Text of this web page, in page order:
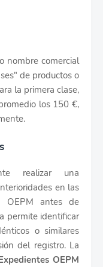
nombre comercial
de productos o
la primera clase,
los 150 €,
realizar una
en las
OEPM antes de
permite identificar
o similares
del registro. La
OEPM